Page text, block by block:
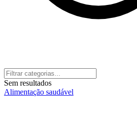
Sem resultados
Alimentação saudável